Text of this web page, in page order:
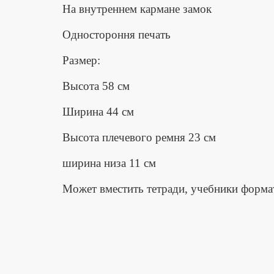
На внутреннем кармане замок
Одностороння печать
Размер:
Высота 58 см
Ширина 44 см
Высота плечевого ремня 23 см
ширина низа 11 см
Может вместить тетради, учебники